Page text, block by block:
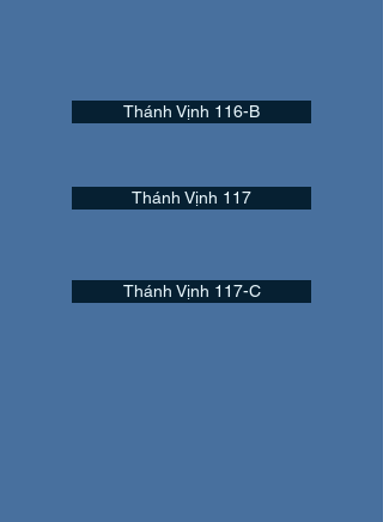
Thánh Vịnh 116-B
Thánh Vịnh 117
Thánh Vịnh 117-C